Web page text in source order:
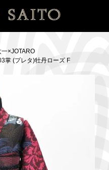
×JOTARO
掌 (プレタ)牡丹ローズ F